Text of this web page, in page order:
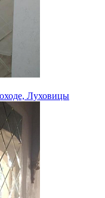
Луховицы